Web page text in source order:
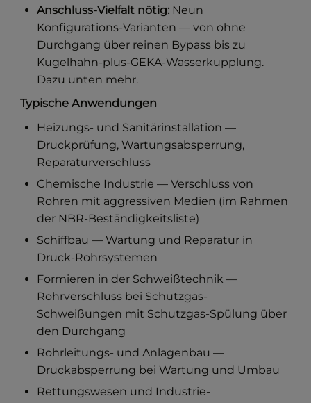
Anschluss-Vielfalt nötig: Neun
Konfigurations-Varianten — von ohne
Durchgang über reinen Bypass bis zu
Kugelhahn-plus-GEKA-Wasserkupplung.
Dazu unten mehr.
Typische Anwendungen
Heizungs- und Sanitärinstallation —
Druckprüfung, Wartungsabsperrung,
Reparaturverschluss
Chemische Industrie — Verschluss von
Rohren mit aggressiven Medien (im Rahmen
der NBR-Beständigkeitsliste)
Schiffbau — Wartung und Reparatur in
Druck-Rohrsystemen
Formieren in der Schweißtechnik —
Rohrverschluss bei Schutzgas-
Schweißungen mit Schutzgas-Spülung über
den Durchgang
Rohrleitungs- und Anlagenbau —
Druckabsperrung bei Wartung und Umbau
Rettungswesen und Industrie-